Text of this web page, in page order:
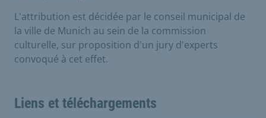
L'attribution est décidée par le conseil municipal de
la ville de Munich au sein de la commission
culturelle, sur proposition d'un jury d'experts
convoqué à cet effet.
Liens et téléchargements